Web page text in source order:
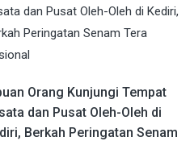
Orang Kunjungi Tempat
dan Pusat Oleh-Oleh di
Berkah Peringatan Senam